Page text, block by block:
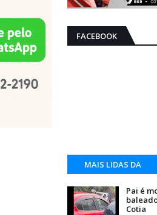
FACEBOOK
MAIS LIDAS DA
SEMANA
Pai é
Cotia